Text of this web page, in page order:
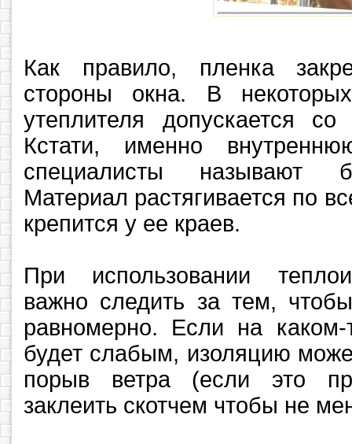
Как правило, пленка
стороны окна. В
утеплителя допускается
Кстати, именно
специалисты называют
Материал растягивается по
крепится у ее краев.
При использовании
важно следить за тем,
равномерно. Если на каком-
будет слабым, изоляцию
порыв ветра (если это
заклеить скотчем чтобы не